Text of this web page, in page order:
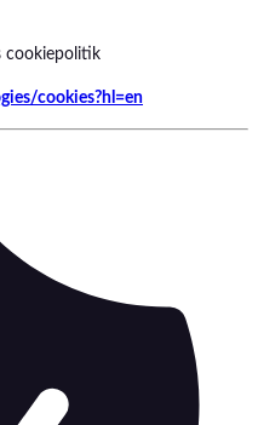
cookiepolitik
cookies?hl=en